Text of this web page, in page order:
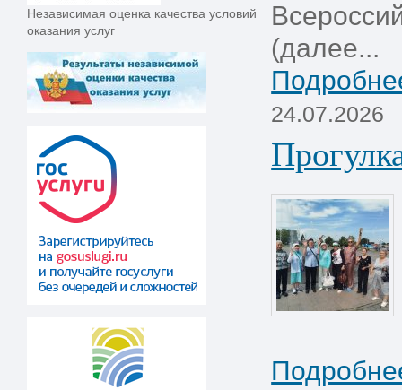
Независимая оценка качества условий
оказания услуг
(далее...
24.07.2026